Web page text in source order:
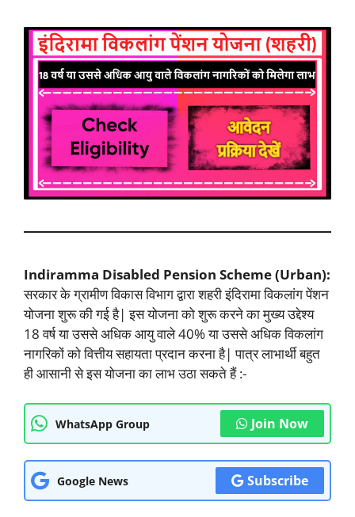
Indiramma Disabled Pension Scheme (Urban):
सरकार के ग्रामीण विकास विभाग द्वारा शहरी इंदिरामा विकलांग पेंशन
योजना शुरू की गई है| इस योजना को शुरू करने का मुख्य उद्देश्य
18 वर्ष या उससे अधिक आयु वाले 40% या उससे अधिक विकलांग
नागरिकों को वित्तीय सहायता प्रदान करना है| पात्र लाभार्थी बहुत
ही आसानी से इस योजना का लाभ उठा सकते हैं :-
WhatsApp Group Join Now
Google News Subscribe